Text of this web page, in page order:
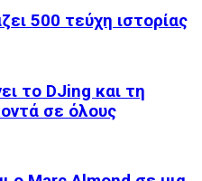
500 τεύχη ιστορίας
το DJing και τη
σε όλους